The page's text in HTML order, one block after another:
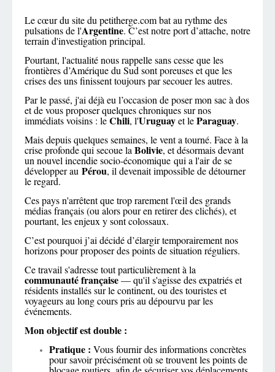
Le cœur du site du petitherge.com bat au rythme des
pulsations de l'Argentine. C’est notre port d’attache, notre
terrain d'investigation principal.
Pourtant, l'actualité nous rappelle sans cesse que les
frontières d’Amérique du Sud sont poreuses et que les
crises des uns finissent toujours par secouer les autres.
Par le passé, j'ai déjà eu l’occasion de poser mon sac à dos
et de vous proposer quelques chroniques sur nos
immédiats voisins : leChili, l'Uruguayet leParaguay.
Mais depuis quelques semaines, le vent a tourné. Face à la
crise profonde qui secoue laBolivie, et désormais devant
un nouvel incendie socio-économique qui a l'air de se
développer au Pérou, il devenait impossible de détourner
le regard.
Ces pays n'arrêtent que trop rarement l'œil des grands
médias français (ou alors pour en retirer des clichés), et
pourtant, les enjeux y sont colossaux.
C’est pourquoi j’ai décidé d’élargir temporairement nos
horizons pour proposer des points de situation réguliers.
Ce travail s'adresse tout particulièrement à la
communauté française— qu'il s'agisse des expatriés et
résidents installés sur le continent, ou des touristes et
voyageurs au long cours pris au dépourvu par les
événements.
Mon objectif est double :
Pratique : Vous fournir des informations concrètes
pour savoir précisément où se trouvent les points de